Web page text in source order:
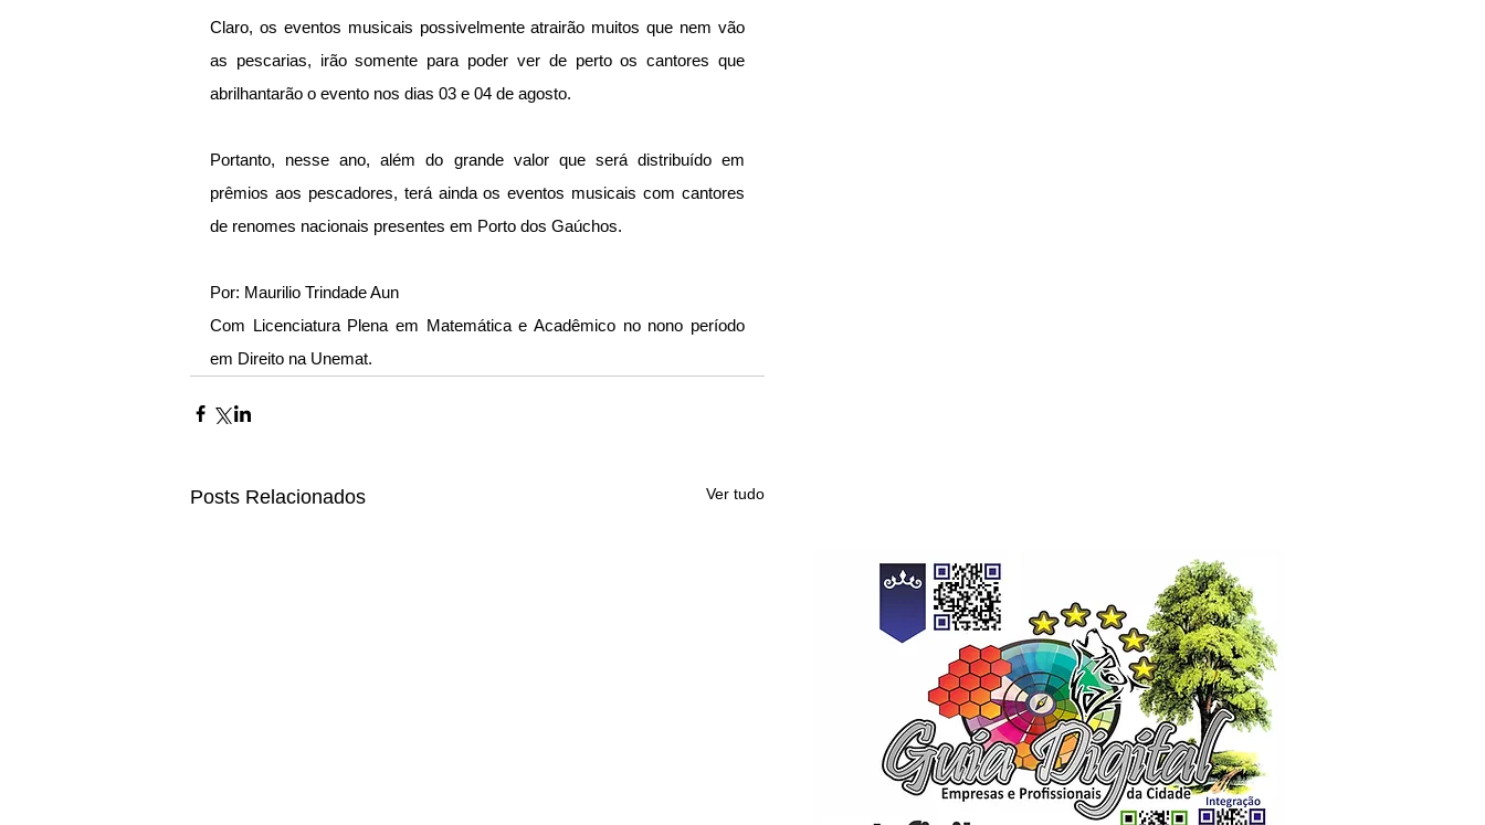
Claro, os eventos musicais possivelmente atrairão muitos que nem vão
as pescarias, irão somente para poder ver de perto os cantores que
abrilhantarão o evento nos dias 03 e 04 de agosto.
Portanto, nesse ano, além do grande valor que será distribuído em
prêmios aos pescadores, terá ainda os eventos musicais com cantores
de renomes nacionais presentes em Porto dos Gaúchos.
Por: Maurilio Trindade Aun
Com Licenciatura Plena em Matemática e Acadêmico no nono período
em Direito na Unemat.
Posts Relacionados Ver tudo